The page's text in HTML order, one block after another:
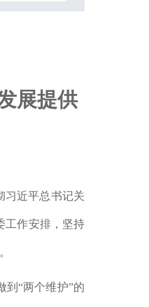
展提供
习近平总书记关
工作安排，坚持
到“两个维护”的